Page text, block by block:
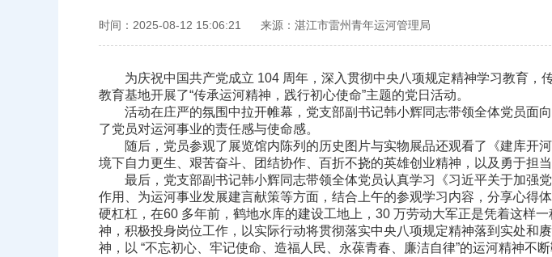
时间：2025-08-12 15:06:21 来源：湛江市雷州青年运河管理局
为庆祝中国共产党成立 104 周年，深入贯彻中央八项规定精神学习教育，
教育基地开展了“传承运河精神，践行初心使命”主题的党日活动。
活动在庄严的氛围中拉开帷幕，党支部副书记韩小辉同志带领全体党员面
了党员对运河事业的责任感与使命感。
随后，党员参观了展览馆内陈列的历史图片与实物展品还观看了《建库开
境下自力更生、艰苦奋斗、团结协作、百折不挠的英雄创业精神，以及勇于担
最后，党支部副书记韩小辉同志带领全体党员认真学习《习近平关于加强
作用、为运河事业发展建言献策等方面，结合上午的参观学习内容，分享心得
硬杠杠，在60 多年前，鹤地水库的建设工地上，30 万劳动大军正是凭着这样
神，积极投身岗位工作，以实际行动将贯彻落实中央八项规定精神落到实处和
神，以 “不忘初心、牢记使命、造福人民、永葆青春、廉洁自律”的运河精神